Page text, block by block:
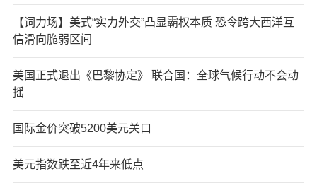
【词力场】美式“实力外交”凸显霸权本质 恐令跨大西洋互
信滑向脆弱区间
美国正式退出《巴黎协定》 联合国：全球气候行动不会动
摇
国际金价突破5200美元关口
美元指数跌至近4年来低点